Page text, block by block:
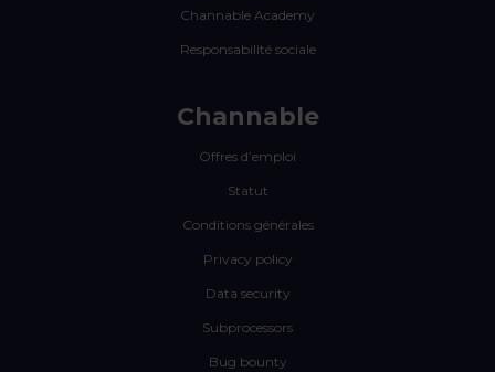
Channable Academy
Responsabilité sociale
Channable
Offres d’emploi
Statut
Conditions générales
Privacy policy
Data security
Subprocessors
Bug bounty